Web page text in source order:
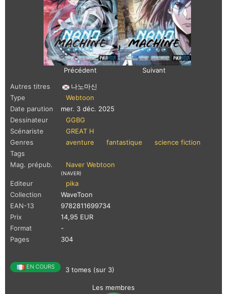
Précédent
Suivant
Autres titres
나노마신
Type
Webtoon
Date parution
mer. 3 déc. 2025
Dessinateur
GGBG
Scénariste
GREAT H
Genres
aventure fantastique
science fiction
Tags
Mag. prépub.
Naver Webtoon
(NAVER)
Editeur
pika
Collection
WaveToon
EAN-13
9782811699734
Prix
14,95 EUR
Format
-
Pages
304
EN COURS 3 tomes (sur 3)
Les membres